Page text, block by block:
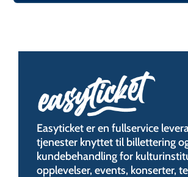
Easyticket er en fullservice
tjenester knyttet til billettering
kundebehandling for
opplevelser, events, konserter,